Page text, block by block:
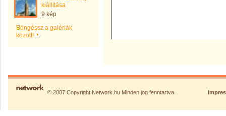
kiállitása
9 kép
Böngéssz a galériák
között!
© 2007 Copyright Network.hu Minden jog fenntartva.